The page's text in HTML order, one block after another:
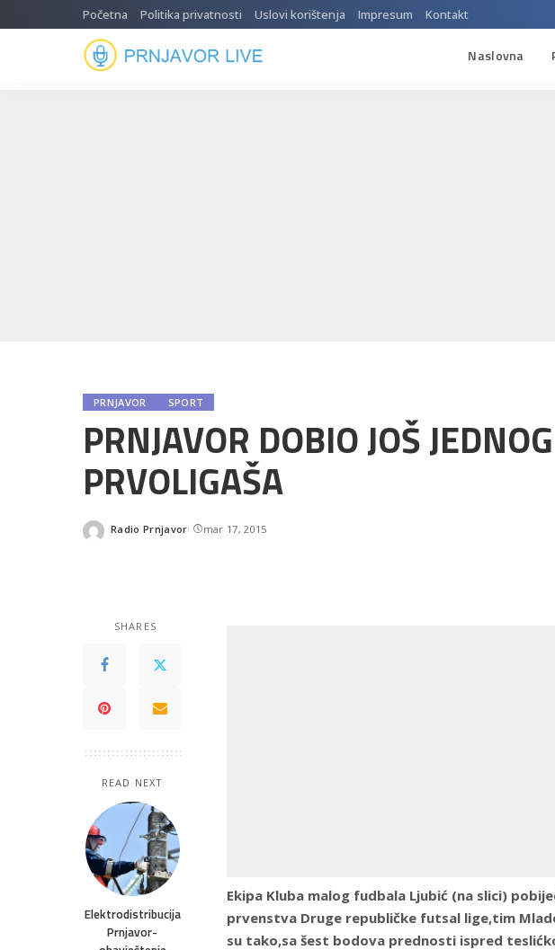
Početna Politika privatnosti Uslovi korištenja Impresum Kontakt
Naslovna
PRNJAVOR SPORT
PRNJAVOR DOBIO JOŠ
PRVOLIGAŠA
Posted
Radio Prnjavor mar 17, 2015
SHARES
READ NEXT
Elektrodistribucija
Prnjavor-
Ekipa Kluba malog fudbala Ljubić (na slici)
prvenstva Druge republičke futsal lige,tim
su tako,sa šest bodova prednosti ispred